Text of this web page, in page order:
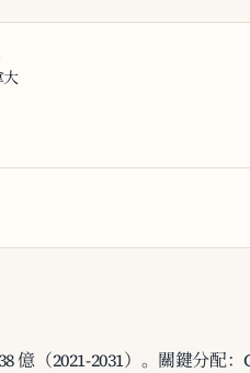
億（2021-2031）。關鍵分配